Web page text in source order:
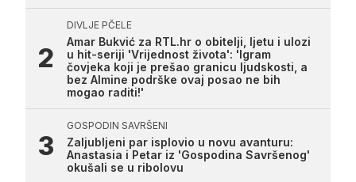
DIVLJE PČELE
Amar Bukvić za RTL.hr o obitelji, ljetu i ulozi
u hit-seriji 'Vrijednost života': 'Igram
čovjeka koji je prešao granicu ljudskosti, a
bez Almine podrške ovaj posao ne bih
mogao raditi!'
GOSPODIN SAVRŠENI
Zaljubljeni par isplovio u novu avanturu:
Anastasia i Petar iz 'Gospodina Savršenog'
okušali se u ribolovu